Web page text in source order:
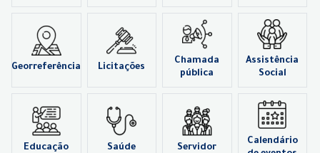
Georreferência Licitações
Chamada
pública
Assistência
Social
Educação Saúde Servidor
Calendário